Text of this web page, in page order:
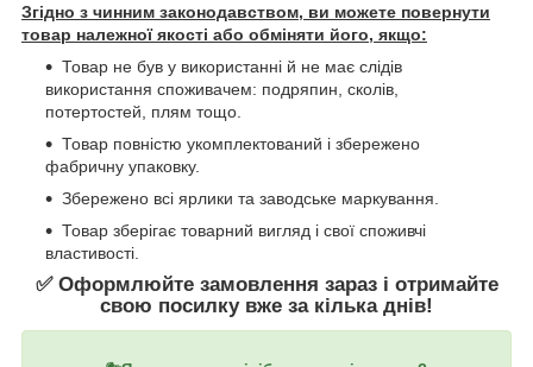
Згідно з чинним законодавством, ви можете повернути
товар належної якості або обміняти його, якщо:
Товар не був у використанні й не має слідів
використання споживачем: подряпин, сколів,
потертостей, плям тощо.
Товар повністю укомплектований і збережено
фабричну упаковку.
Збережено всі ярлики та заводське маркування.
Товар зберігає товарний вигляд і свої споживчі
властивості.
✅ Оформлюйте замовлення зараз і отримайте
свою посилку вже за кілька днів!